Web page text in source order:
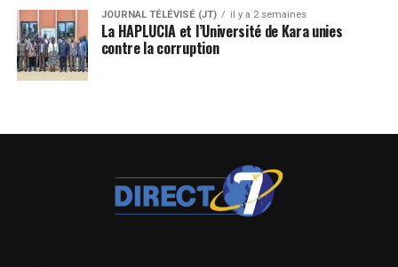
JOURNAL TÉLÉVISÉ (JT) il y a 2 semaines
La HAPLUCIA et l’Université de Kara unies
contre la corruption